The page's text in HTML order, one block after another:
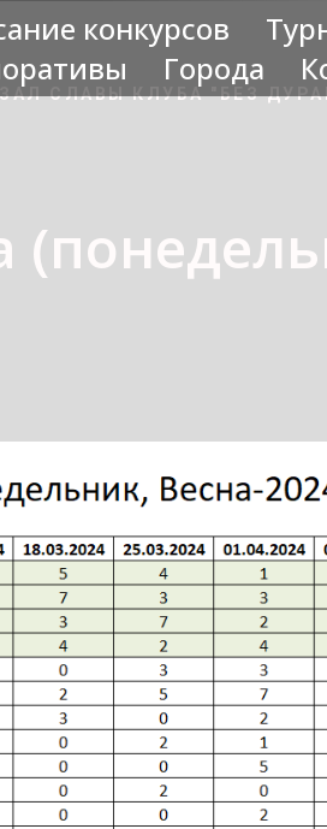
конкурсов
Города
ЗАЛ СЛАВЫ КЛУБА "БЕЗ